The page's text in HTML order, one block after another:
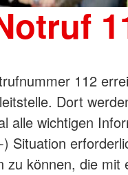
112
Dort
alle wichtigen
Situation
zu können, die mit